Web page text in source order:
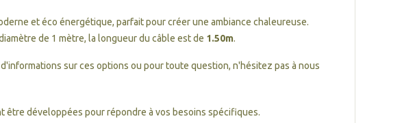
et éco énergétique, parfait pour créer une ambiance chaleureuse.
de 1 mètre, la longueur du câble est de 1.50m.
sur ces options ou pour toute question, n'hésitez pas à nous
être développées pour répondre à vos besoins spécifiques.